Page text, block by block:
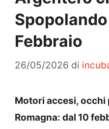
Febbraio
26/05/2026 di
Motori accesi, occhi
Romagna: dal 10